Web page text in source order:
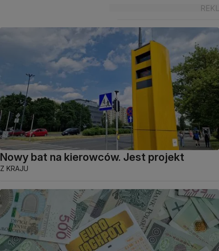
Nowy bat na kierowców. Jest projekt
Z KRAJU